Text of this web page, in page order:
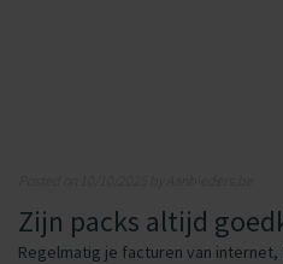
Zijn packs altijd
Regelmatig je facturen van